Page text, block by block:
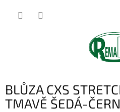
BLŮZA CXS
TMAVĚ ŠEDÁ-